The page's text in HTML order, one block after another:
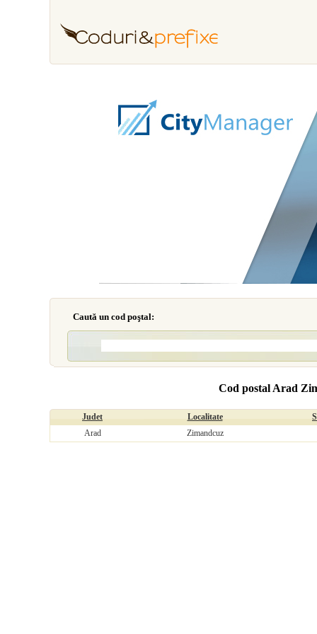
Caută un cod poştal:
Cod postal Arad
Judet Localitate
Arad
Zimandcuz